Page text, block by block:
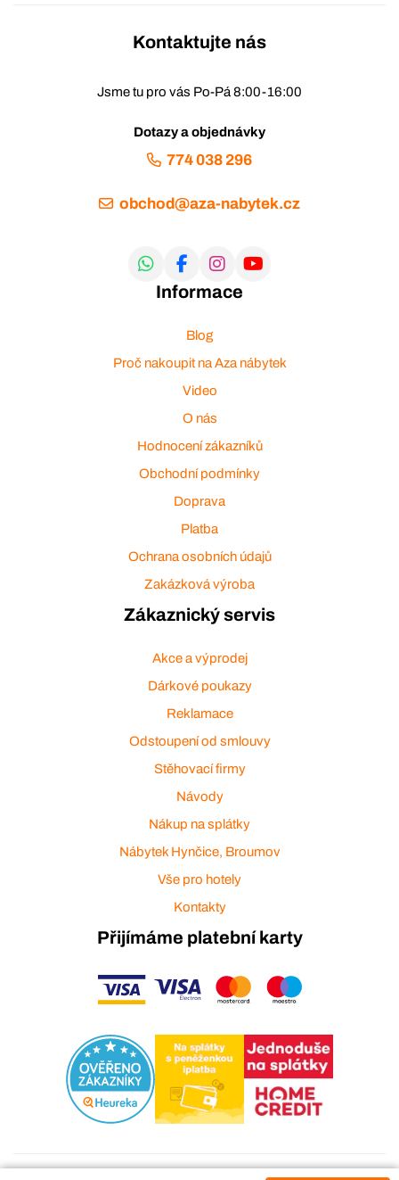
Kontaktujte nás
Jsme tu pro vás Po-Pá 8:00-16:00
Dotazy a objednávky
774 038 296
obchod@aza-nabytek.cz
Informace
Blog
Proč nakoupit na Aza nábytek
Video
O nás
Hodnocení zákazníků
Obchodní podmínky
Doprava
Platba
Ochrana osobních údajů
Zakázková výroba
Zákaznický servis
Akce a výprodej
Dárkové poukazy
Reklamace
Odstoupení od smlouvy
Stěhovací firmy
Návody
Nákup na splátky
Nábytek Hynčice, Broumov
Vše pro hotely
Kontakty
Přijímáme platební karty